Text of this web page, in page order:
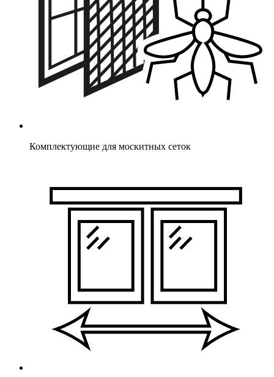
Комплектующие для москитных сеток